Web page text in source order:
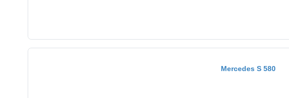
Mercedes S 580